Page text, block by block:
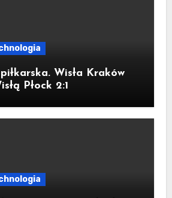
Wisła Kraków
Płock 2:1